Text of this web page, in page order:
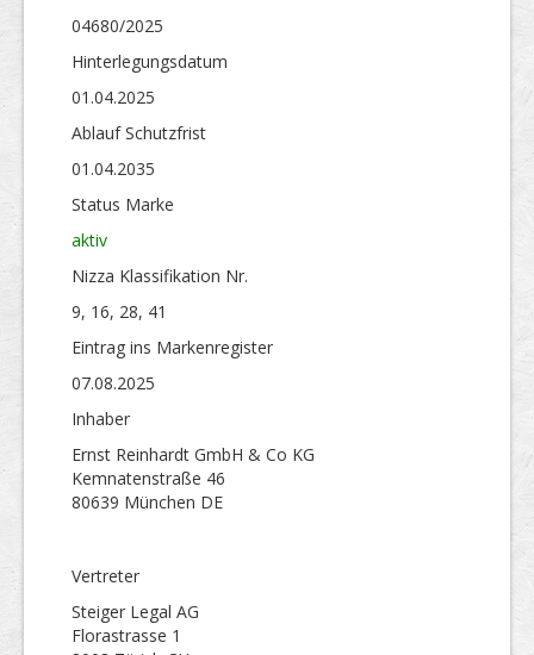
04680/2025
Hinterlegungs­datum
01.04.2025
Ablauf Schutzfrist
01.04.2035
Status Marke
aktiv
Nizza Klassifikation Nr.
9, 16, 28, 41
Eintrag ins Markenregister
07.08.2025
Inhaber
Ernst Reinhardt GmbH & Co KG
Kemnatenstraße 46
80639 München DE
Vertreter
Steiger Legal AG
Florastrasse 1